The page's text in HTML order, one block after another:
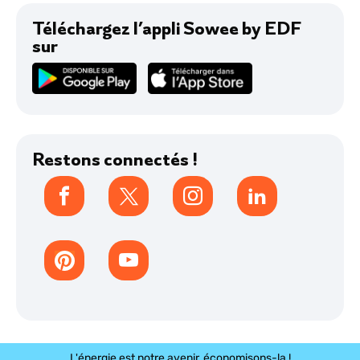
Avis
Téléchargez l’appli Sowee by EDF
sur
Restons connectés !